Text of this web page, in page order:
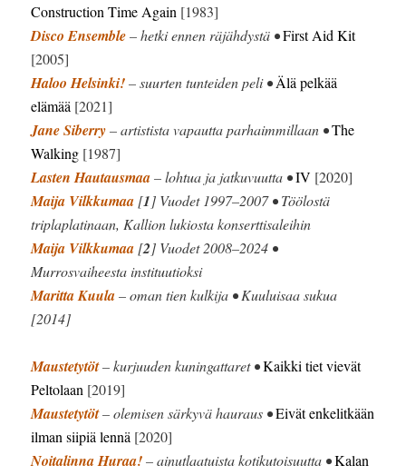
Construction Time Again [1983]
Disco Ensemble– hetki ennen räjähdystä •First Aid Kit
[2005]
Haloo Helsinki!– suurten tunteiden peli •Älä pelkää
elämää [2021]
Jane Siberry– artistista vapautta parhaimmillaan •The
Walking [1987]
Lasten Hautausmaa– lohtua ja jatkuvuutta •IV [2020]
Maija Vilkkumaa [1] Vuodet 1997–2007 • Töölostä
triplaplatinaan, Kallion lukiosta konserttisaleihin
Maija Vilkkumaa [2] Vuodet 2008–2024 •
Murrosvaiheesta instituutioksi
Maritta Kuula– oman tien kulkija • Kuuluisaa sukua
[2014]
Maustetytöt– kurjuuden kuningattaret •Kaikki tiet vievät
Peltolaan [2019]
Maustetytöt– olemisen särkyvä hauraus •Eivät enkelitkään
ilman siipiä lennä [2020]
Noitalinna Huraa!– ainutlaatuista kotikutoisuutta •Kalan